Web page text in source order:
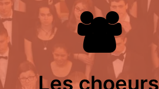
Les choeurs